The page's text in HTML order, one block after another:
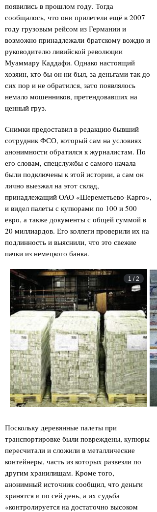
появились в прошлом году. Тогда
сообщалось, что они прилетели ещё в 2007
году грузовым рейсом из Германии и
возможно принадлежали братскому вождю и
руководителю ливийской революции
Муаммару Каддафи. Однако настоящий
хозяин, кто бы он ни был, за деньгами так до
сих пор и не обратился, зато появлялось
немало мошенников, претендовавших на
ценный груз.
Снимки предоставил в редакцию бывший
сотрудник ФСО, который сам на условиях
анонимности обратился к журналистам. По
его словам, спецслужбы с самого начала
были подключены к этой истории, а сам он
лично выезжал на этот склад,
принадлежащий ОАО «Шереметьево-Карго»,
и видел палеты с купюрами по 100 и 500
евро, а также документы с общей суммой в
20 миллиардов. Его коллеги проверили их на
подлинность и выяснили, что это свежие
пачки из немецкого банка.
1 /2
Поскольку деревянные палеты при
транспортировке были повреждены, купюры
пересчитали и сложили в металлические
контейнеры, часть из которых развезли по
другим хранилищам. Кроме того,
анонимный источник сообщил, что деньги
хранятся и по сей день, а их судьба
«контролируется на достаточно высоком